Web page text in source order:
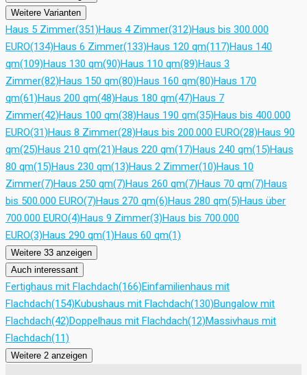
Weitere Varianten
Haus 5 Zimmer(351)Haus 4 Zimmer(312)Haus bis 300.000
EURO(134)Haus 6 Zimmer(133)Haus 120 qm(117)Haus 140
qm(109)Haus 130 qm(90)Haus 110 qm(89)Haus 3
Zimmer(82)Haus 150 qm(80)Haus 160 qm(80)Haus 170
qm(61)Haus 200 qm(48)Haus 180 qm(47)Haus 7
Zimmer(42)Haus 100 qm(38)Haus 190 qm(35)Haus bis 400.000
EURO(31)Haus 8 Zimmer(28)Haus bis 200.000 EURO(28)Haus 90
qm(25)Haus 210 qm(21)Haus 220 qm(17)Haus 240 qm(15)Haus
80 qm(15)Haus 230 qm(13)Haus 2 Zimmer(10)Haus 10
Zimmer(7)Haus 250 qm(7)Haus 260 qm(7)Haus 70 qm(7)Haus
bis 500.000 EURO(7)Haus 270 qm(6)Haus 280 qm(5)Haus über
700.000 EURO(4)Haus 9 Zimmer(3)Haus bis 700.000
EURO(3)Haus 290 qm(1)Haus 60 qm(1)
Weitere 33 anzeigen
Auch interessant
Fertighaus mit Flachdach(166)Einfamilienhaus mit
Flachdach(154)Kubushaus mit Flachdach(130)Bungalow mit
Flachdach(42)Doppelhaus mit Flachdach(12)Massivhaus mit
Flachdach(11)
Weitere 2 anzeigen